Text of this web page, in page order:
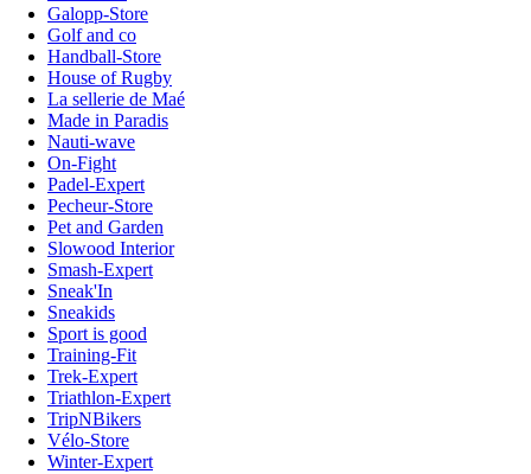
Galopp-Store
Golf and co
Handball-Store
House of Rugby
La sellerie de Maé
Made in Paradis
Nauti-wave
On-Fight
Padel-Expert
Pecheur-Store
Pet and Garden
Slowood Interior
Smash-Expert
Sneak'In
Sneakids
Sport is good
Training-Fit
Trek-Expert
Triathlon-Expert
TripNBikers
Vélo-Store
Winter-Expert